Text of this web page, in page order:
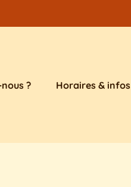
? Horaires & infos